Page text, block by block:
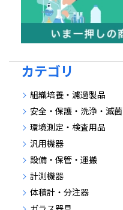
カテゴリ
組織培養・濾過製品
安全・保護・洗浄・滅菌
環境測定・検査用品
汎用機器
設備・保管・運搬
計測機器
体積計・分注器